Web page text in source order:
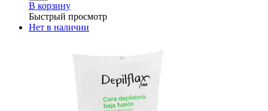
В корзину
Быстрый просмотр
Нет в наличии